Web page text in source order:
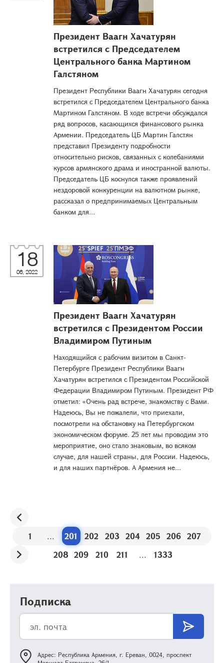
Президент Ваагн Хачатурян
встретился с Председателем
Центрального банка Мартином
Галстяном
Президент Республики Ваагн Хачатурян сегодня
встретился с Председателем Центрального банка
Мартином Галстяном. В ходе встречи обсуждался
ряд вопросов, касающихся финансового рынка
Армении. Председатель ЦБ Мартин Галстян
представил Президенту подробности
относительно рисков, связанных с колебаниями
курсов армянского драма и иностранной валюты.
Председатель ЦБ коснулся также проявлений
нездоровой конкуренции на валютном рынке,
рассказал о предпринимаемых Центральным
банком для...
18
06, 2022
Президент Ваагн Хачатурян
встретился с Президентом России
Владимиром Путиным
Находящийся с рабочим визитом в Санкт-
Петербурге Президент Республики Ваагн
Хачатурян встретился с Президентом Российской
Федерации Владимиром Путиным. Президент РФ
отметил: «Очень рад встрече, знакомству с Вами.
Надеюсь, Вы не пожалели, что приехали,
посмотрели на обстановку на Петербургском
экономическом форуме. 25 лет мы проводим это
мероприятие, оно стало знаковым, во всяком
случае, для нашей страны, для России. Надеюсь,
и для наших партнёров. А Армения не...
1 ... 201 202 203 204 205 206 207
208 209 210 211 ... 1333
Подписка
Адрес: Республика Армения, г. Ереван, 0024, проспект